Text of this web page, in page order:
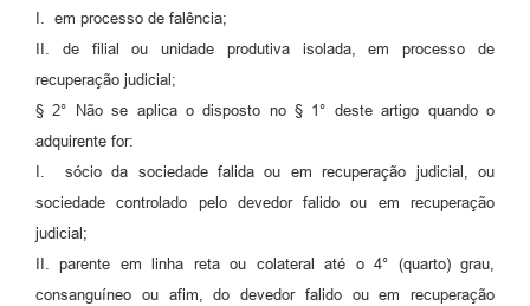
I. em processo de falência;
II. de filial ou unidade produtiva isolada, em processo de
recuperação judicial;
§ 2° Não se aplica o disposto no § 1° deste artigo quando o
adquirente for:
I. sócio da sociedade falida ou em recuperação judicial, ou
sociedade controlado pelo devedor falido ou em recuperação
judicial;
II. parente em linha reta ou colateral até o 4° (quarto) grau,
consanguíneo ou afim, do devedor falido ou em recuperação